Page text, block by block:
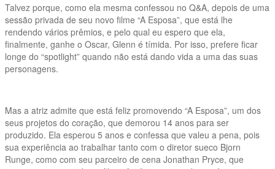
Talvez porque, como ela mesma confessou no Q&A, depois de uma
sessão privada de seu novo filme “A Esposa”, que está lhe
rendendo vários prêmios, e pelo qual eu espero que ela,
finalmente, ganhe o Oscar, Glenn é tímida. Por isso, prefere ficar
longe do “spotlight” quando não está dando vida a uma das suas
personagens.
Mas a atriz admite que está feliz promovendo “A Esposa”, um dos
seus projetos do coração, que demorou 14 anos para ser
produzido. Ela esperou 5 anos e confessa que valeu a pena, pois
sua experiência ao trabalhar tanto com o diretor sueco Bjorn
Runge, como com seu parceiro de cena Jonathan Pryce, que